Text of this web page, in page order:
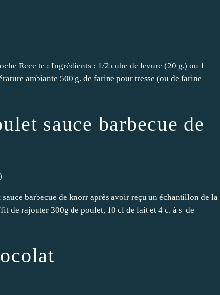
Recette : Ingrédients : 1/2 cube de levure (20 g.) ou 1
ambiante 500 g. de farine pour tresse (ou de farine
sauce barbecue de
)
barbecue de knorr après avoir reçu un échantillon de la
de rajouter 300g de poulet, 10 cl de lait et 4 c. à s. de